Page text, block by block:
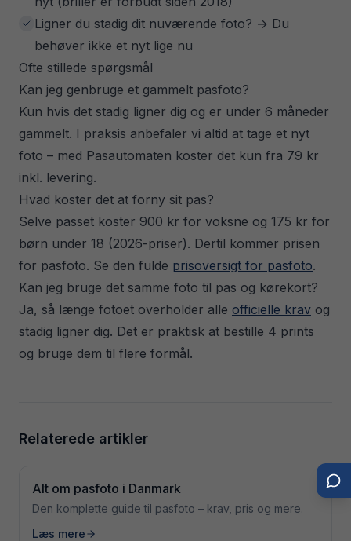
Ligner du stadig dit nuværende foto? → Du
behøver ikke et nyt lige nu
Ofte stillede spørgsmål
Kan jeg genbruge et gammelt pasfoto?
Kun hvis det stadig ligner dig og er under 6 måneder
gammelt. I praksis anbefaler vi altid at tage et nyt
foto – med Pasautomaten koster det kun fra 79 kr
inkl. levering.
Hvad koster det at forny sit pas?
Selve passet koster 900 kr for voksne og 175 kr for
børn under 18 (2026-priser). Dertil kommer prisen
for pasfoto. Se den fulde prisoversigt for pasfoto.
Kan jeg bruge det samme foto til pas og kørekort?
Ja, så længe fotoet overholder alle officielle krav og
stadig ligner dig. Det er praktisk at bestille 4 prints
og bruge dem til flere formål.
Relaterede artikler
Alt om pasfoto i Danmark
Den komplette guide til pasfoto – krav, pris og mere.
Læs mere